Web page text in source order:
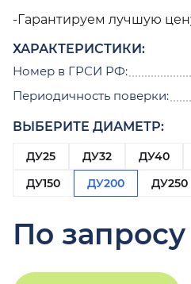
-Гарантируем лучшую
ХАРАКТЕРИСТИКИ:
Номер в ГРСИ РФ:
Периодичность поверки:
ВЫБЕРИТЕ ДИАМЕТР:
ДУ25 ДУ32 ДУ40
ДУ150
ДУ200 ДУ250
По запросу